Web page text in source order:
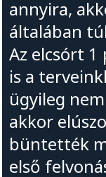
annyira,
általában
Az elcsórt
is a
ügyileg
akkor
büntették
első